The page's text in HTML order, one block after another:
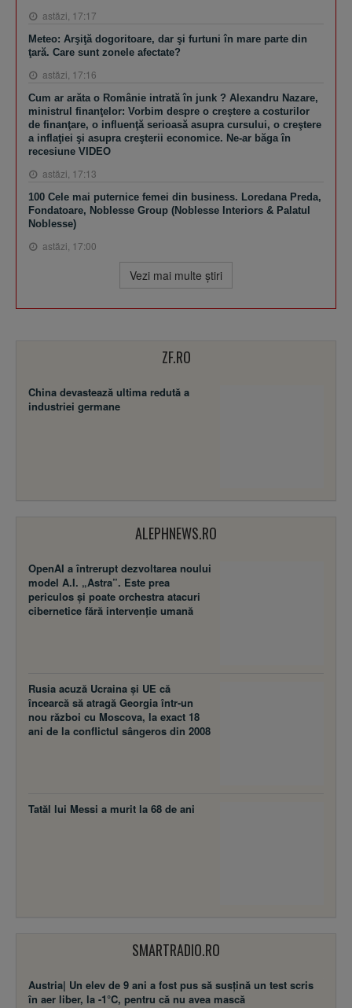
astăzi, 17:17
Meteo: Arşiţă dogoritoare, dar şi furtuni în mare parte din
ţară. Care sunt zonele afectate?
astăzi, 17:16
Cum ar arăta o Românie intrată în junk ? Alexandru Nazare,
ministrul finanţelor: Vorbim despre o creştere a costurilor
de finanţare, o influenţă serioasă asupra cursului, o creştere
a inflaţiei şi asupra creşterii economice. Ne-ar băga în
recesiune VIDEO
astăzi, 17:13
100 Cele mai puternice femei din business. Loredana Preda,
Fondatoare, Noblesse Group (Noblesse Interiors & Palatul
Noblesse)
astăzi, 17:00
Vezi mai multe ştiri
ZF.RO
China devastează ultima redută a
industriei germane
ALEPHNEWS.RO
OpenAI a întrerupt dezvoltarea noului
model A.I. „Astra”. Este prea
periculos și poate orchestra atacuri
cibernetice fără intervenție umană
Rusia acuză Ucraina şi UE că
încearcă să atragă Georgia într-un
nou război cu Moscova, la exact 18
ani de la conflictul sângeros din 2008
Tatăl lui Messi a murit la 68 de ani
SMARTRADIO.RO
Austria| Un elev de 9 ani a fost pus să susţină un test scris
în aer liber, la -1°C, pentru că nu avea mască